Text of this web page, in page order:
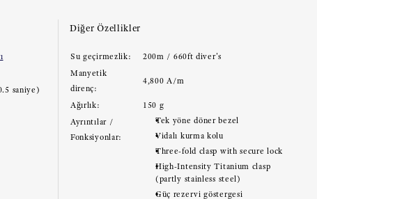
saniye)
Diğer Özellikler
Su geçirmezlik:
200m / 660ft diver's
Manyetik
direnç:
4,800 A/m
Ağırlık:
150 g
Ayrıntılar /
Fonksiyonlar:
Tek yöne döner bezel
Vidalı kurma kolu
Three-fold clasp with secure lock
High-Intensity Titanium clasp
(partly stainless steel)
Güç rezervi göstergesi